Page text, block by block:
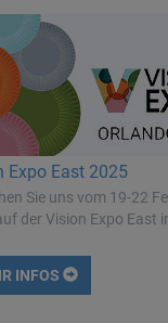
Expo East 2025
Sie uns vom 19-22
der Vision Expo East
INFOS